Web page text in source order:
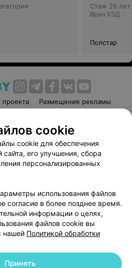
Стаж 26 лет
Врач УЗД
Полстар
проекта
Размещение рекламы
Способы оплаты
Партнеры
руководителю 103.by
персональных данных
cookie
cookie для обеспечения
сайта, его улучшения, сбора
персонализированных
использования файлов
согласие в более позднее время.
информации о целях,
файлов cookie вы
нашей Политикой обработки
Принять